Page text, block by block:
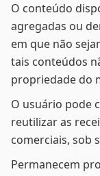
O conteúdo
agregadas ou
em que não
tais conteúdos
propriedade do
O usuário pode
reutilizar as
comerciais, sob
Permanecem